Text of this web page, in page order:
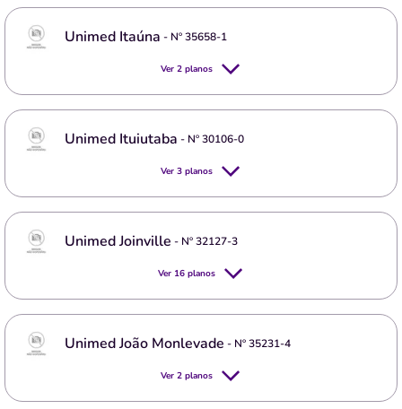
Unimed Itaúna - Nº35658-1
Ver 2 planos
Unimed Ituiutaba - Nº30106-0
Ver 3 planos
Unimed Joinville - Nº32127-3
Ver 16 planos
Unimed João Monlevade - Nº35231-4
Ver 2 planos